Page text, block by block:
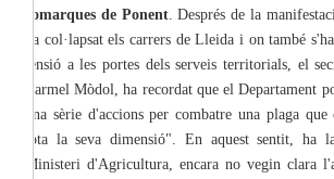
comarques de Ponent. Després de la
ha col·lapsat els carrers de Lleida i on també
tensió a les portes dels serveis territorials, el
Carmel Mòdol, ha recordat que el Departament
una sèrie d'accions per combatre una plaga
tota la seva dimensió". En aquest sentit, ha
Ministeri d'Agricultura, encara no vegin clara